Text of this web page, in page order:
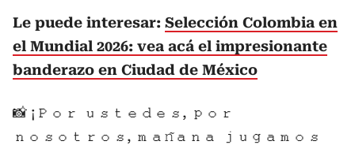
Le puede interesar: Selección Colombia en
el Mundial 2026: vea acá el impresionante
banderazo en Ciudad de México
📸 ¡𝙿𝚘𝚛 𝚞𝚜𝚝𝚎𝚍𝚎𝚜, 𝚙𝚘𝚛
𝚗𝚘𝚜𝚘𝚝𝚛𝚘𝚜, 𝚖𝚊𝚗̃𝚊𝚗𝚊 𝚓𝚞𝚐𝚊𝚖𝚘𝚜